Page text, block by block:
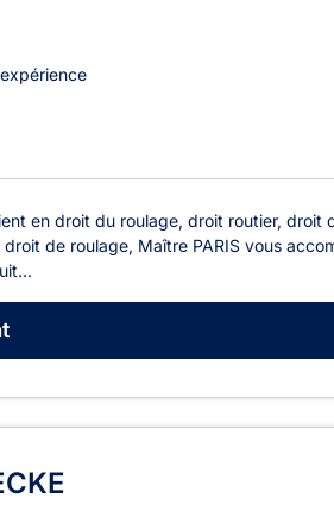
en droit du roulage, droit routier, droit
de roulage, Maître PARIS vous